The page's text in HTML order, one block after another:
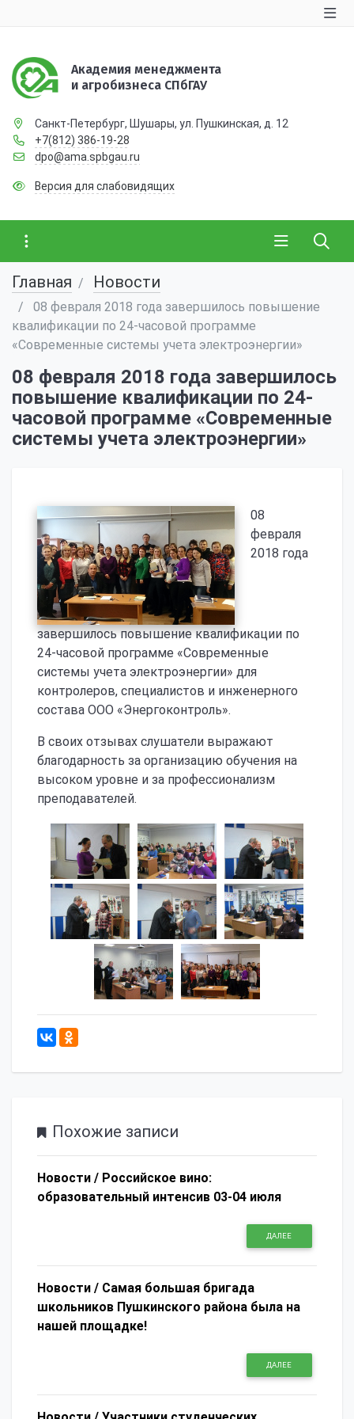
Академия менеджмента
и агробизнеса СПбГАУ
Санкт-Петербург, Шушары, ул. Пушкинская, д. 12
+7(812) 386-19-28
dpo@ama.spbgau.ru
Версия для слабовидящих
Главная Новости
08 февраля 2018 года завершилось повышение
квалификации по 24-часовой программе
«Современные системы учета электроэнергии»
08 февраля 2018 года завершилось
повышение квалификации по 24-
часовой программе «Современные
системы учета электроэнергии»
08
февраля
2018 года
завершилось повышение квалификации по
24-часовой программе «Современные
системы учета электроэнергии» для
контролеров, специалистов и инженерного
состава ООО «Энергоконтроль».
В своих отзывах слушатели выражают
благодарность за организацию обучения на
высоком уровне и за профессионализм
преподавателей.
Похожие записи
Новости / Российское вино:
образовательный интенсив 03-04 июля
ДАЛЕЕ
Новости / Самая большая бригада
школьников Пушкинского района была на
нашей площадке!
ДАЛЕЕ